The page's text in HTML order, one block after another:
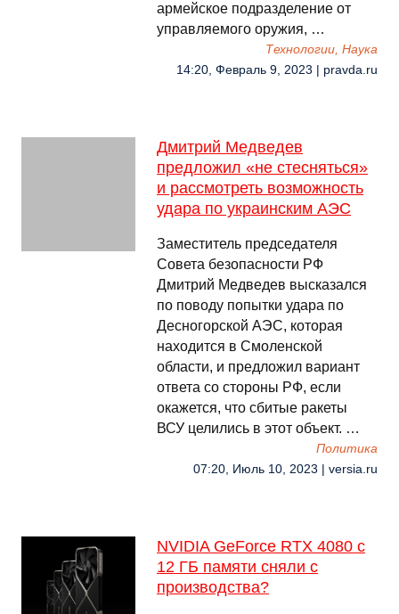
армейское подразделение от
управляемого оружия, …
Технологии, Наука
14:20, Февраль 9, 2023 | pravda.ru
Дмитрий Медведев
предложил «не стесняться»
и рассмотреть возможность
удара по украинским АЭС
Заместитель председателя
Совета безопасности РФ
Дмитрий Медведев высказался
по поводу попытки удара по
Десногорской АЭС, которая
находится в Смоленской
области, и предложил вариант
ответа со стороны РФ, если
окажется, что сбитые ракеты
ВСУ целились в этот объект. …
Политика
07:20, Июль 10, 2023 | versia.ru
NVIDIA GeForce RTX 4080 с
12 ГБ памяти сняли с
производства?